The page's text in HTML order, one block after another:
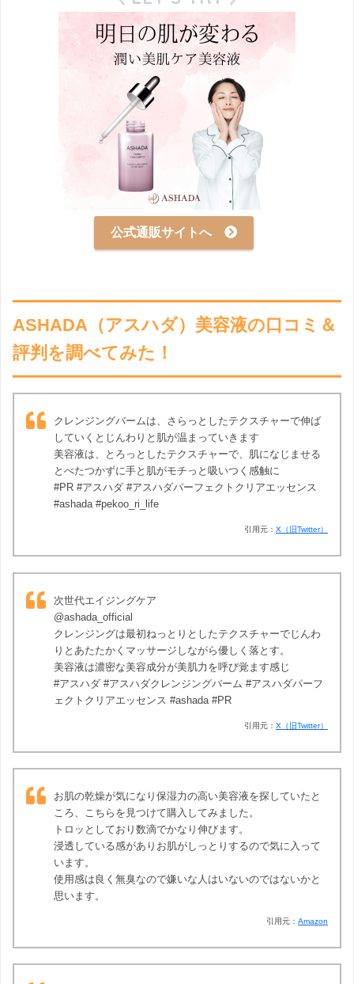
公式通販サイトへ
ASHADA（アスハダ）美容液の口コミ＆
評判を調べてみた！
クレンジングバームは、さらっとしたテクスチャーで伸ば
していくとじんわりと肌が温まっていきます
美容液は、とろっとしたテクスチャーで、肌になじませる
とべたつかずに手と肌がモチっと吸いつく感触に
#PR #アスハダ #アスハダパーフェクトクリアエッセンス
#ashada #pekoo_ri_life
引用元： X（旧Twitter）
次世代エイジングケア
@ashada_official
クレンジングは最初ねっとりとしたテクスチャーでじんわ
りとあたたかくマッサージしながら優しく落とす。
美容液は濃密な美容成分が美肌力を呼び覚ます感じ
#アスハダ #アスハダクレンジングバーム #アスハダパーフ
ェクトクリアエッセンス #ashada #PR
引用元： X（旧Twitter）
お肌の乾燥が気になり保湿力の高い美容液を探していたと
ころ、こちらを見つけて購入してみました。
トロッとしており数滴でかなり伸びます。
浸透している感がありお肌がしっとりするので気に入って
います。
使用感は良く無臭なので嫌いな人はいないのではないかと
思います。
引用元： Amazon